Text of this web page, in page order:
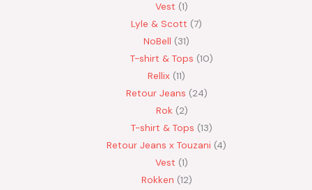
Vest 1
Lyle & Scott 7
NoBell
31
T-shirt & Tops 10
Rellix 11
Retour Jeans 24
Rok 2
T-shirt & Tops 13
Retour Jeans x Touzani 4
Vest 1
Rokken 12